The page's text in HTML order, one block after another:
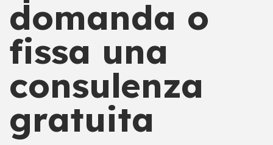
domanda o
fissa una
consulenza
gratuita